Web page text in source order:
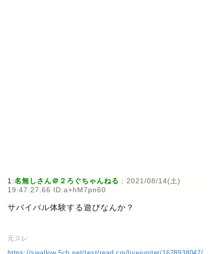
1:名無しさん＠２ろぐちゃんねる : 2021/08/14(土)
19:47:27.66 ID:a+hM7pn60
サバイバル体験する遊びなんか？
元スレ